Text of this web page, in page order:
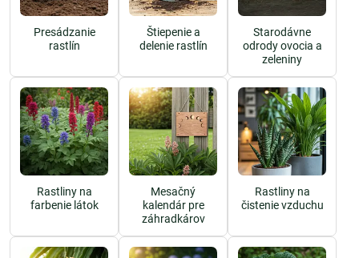
Presádzanie
rastlín
Štiepenie a
delenie rastlín
Starodávne
odrody ovocia a
zeleniny
Rastliny na
farbenie látok
Mesačný
kalendár pre
záhradkárov
Rastliny na
čistenie vzduchu